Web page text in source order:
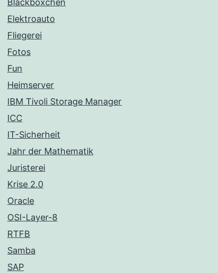
Blackböxchen
Elektroauto
Fliegerei
Fotos
Fun
Heimserver
IBM Tivoli Storage Manager
ICC
IT-Sicherheit
Jahr der Mathematik
Juristerei
Krise 2.0
Oracle
OSI-Layer-8
RTFB
Samba
SAP